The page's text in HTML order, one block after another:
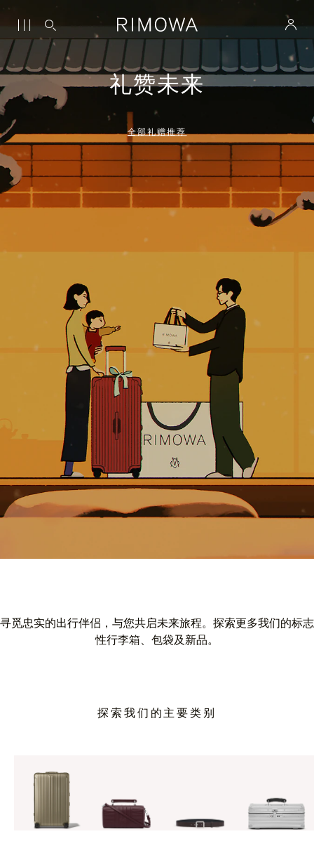
礼赞未来
全部礼赠推荐
寻觅忠实的出行伴侣，与您共启未来旅程。探索更多我们的标志
性行李箱、包袋及新品。
探索我们的主要类别